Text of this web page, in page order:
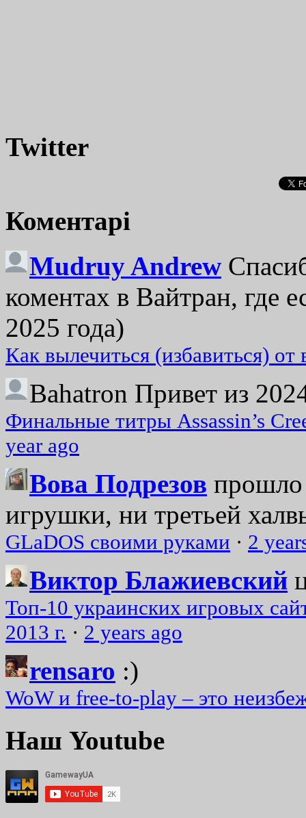
Twitter
Коментарі
Mudruy Andrew
коментах в Вайтран, где
2025 года)
Как вылечиться (избавиться)
Bahatron Привет из
Финальные титры Assassin’s
year ago
Вова Подрезов прошло
игрушки, ни третьей
GLaDOS своими руками · 2
Виктор Блажиевский
Топ-10 украинских игровых
2013 г. · 2 years ago
rensaro :)
WoW и free-to-play – это
Наш Youtube